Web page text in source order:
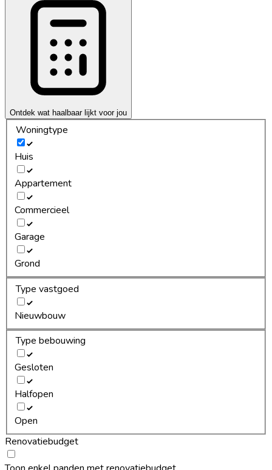
Ontdek wat haalbaar lijkt voor jou
Woningtype
Huis
Appartement
Commercieel
Garage
Grond
Type vastgoed
Nieuwbouw
Type bebouwing
Gesloten
Halfopen
Open
Renovatiebudget